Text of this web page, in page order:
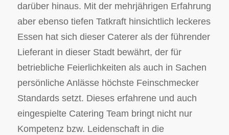
darüber hinaus. Mit der mehrjährigen Erfahrung
aber ebenso tiefen Tatkraft hinsichtlich leckeres
Essen hat sich dieser Caterer als der führender
Lieferant in dieser Stadt bewährt, der für
betriebliche Feierlichkeiten als auch in Sachen
persönliche Anlässe höchste Feinschmecker
Standards setzt. Dieses erfahrene und auch
eingespielte Catering Team bringt nicht nur
Kompetenz bzw. Leidenschaft in die